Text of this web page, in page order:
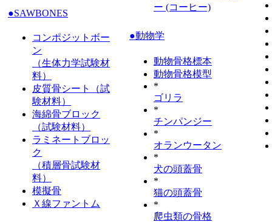
●SAWBONES
コンポジットボー
ン
（生体力学試験材
料）
皮質骨シート（試
験材料）
海綿骨ブロック
（試験材料）
ラミネートブロッ
ク
（積層骨試験材
料）
模擬骨
Ｘ線ファントム
ー (コーヒー)
●動物学
動物骨格標本
動物骨格模型
*
ゴリラ
*
チンパンジー
*
オランウータン
*
犬の頭蓋骨
*
猫の頭蓋骨
*
爬虫類の骨格